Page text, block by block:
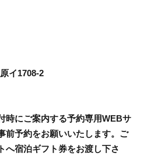
イ1708-2
時にご案内する予約専用WEBサ
前予約をお願いいたします。ご
へ宿泊ギフト券をお渡し下さ